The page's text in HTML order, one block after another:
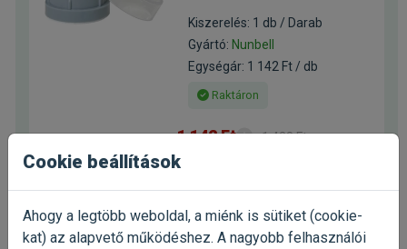
Kiszerelés: 1 db / Darab
Gyártó: Nunbell
Egységár: 1 142 Ft / db
Raktáron
1 142 Ft 1 428 Ft
Cookie beállítások
Ahogy a legtöbb weboldal, a miénk is sütiket (cookie-
kat) az alapvető működéshez. A nagyobb felhasználói